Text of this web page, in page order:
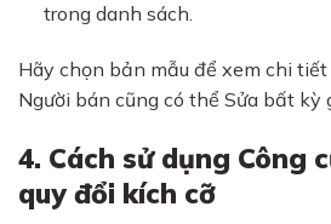
trong danh sách.
Hãy chọn bản mẫu để xem chi tiết
Người bán cũng có thể Sửa bất kỳ
4. Cách sử dụng Công
quy đổi kích cỡ